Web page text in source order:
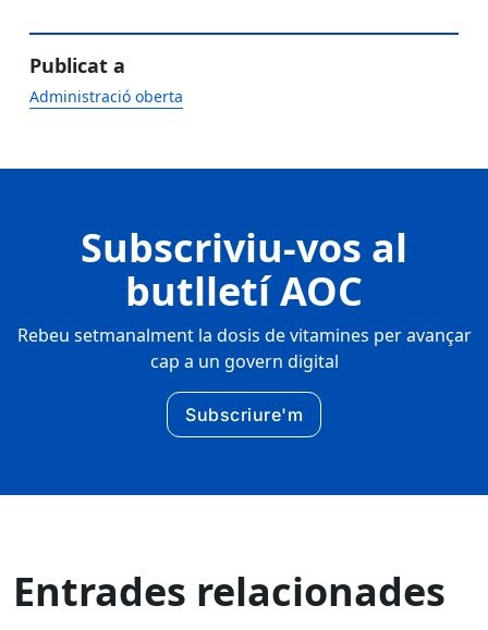
Publicat a
Administració oberta
Subscriviu-vos al
butlletí AOC
Rebeu setmanalment la dosis de vitamines per avançar
cap a un govern digital
Subscriure'm
Entrades relacionades